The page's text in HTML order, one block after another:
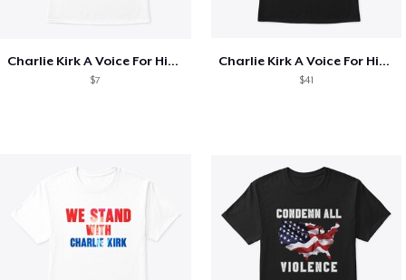
Charlie Kirk A Voice For His Generation
$7
Charlie Kirk A Voice For His Generation
$41